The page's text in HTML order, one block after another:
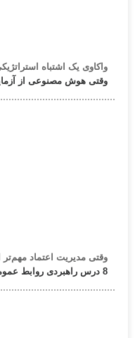
واکاوی یک اشتباه
وقتی هوش مصنوعی از
وقتی مدیریت اعتماد
8 درس راهبردی روابط عمومی از بحران‌های ۲۰۲۵